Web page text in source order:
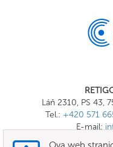
Láň 2310, PS 43,
Tel.: +420 571
E-mail: